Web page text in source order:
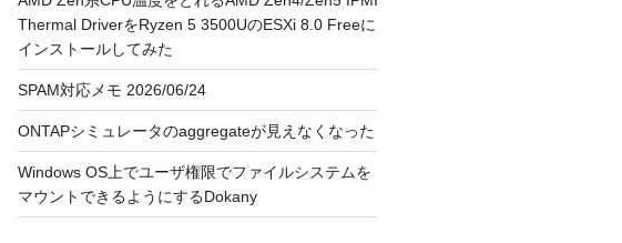
Thermal DriverをRyzen 5 3500UのESXi 8.0 Freeに
インストールしてみた
SPAM対応メモ 2026/06/24
ONTAPシミュレータのaggregateが見えなくなった
Windows OS上でユーザ権限でファイルシステムを
マウントできるようにするDokany